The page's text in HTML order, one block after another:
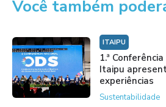
Você também
ITAIPU
1.ª
Itaipu
experiências
Sustentabilidade